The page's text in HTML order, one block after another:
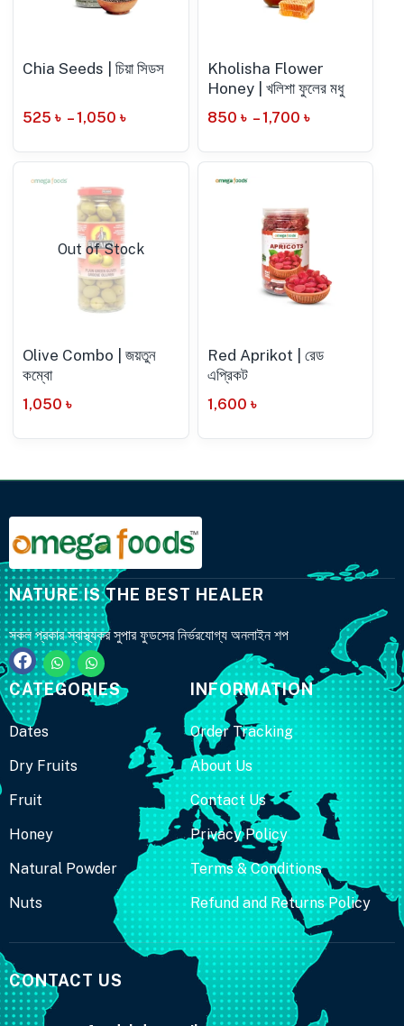
Chia Seeds | চিয়া সিডস
525 ৳ – 1,050 ৳
Kholisha Flower
Honey | খলিশা ফুলের মধু
850 ৳ – 1,700 ৳
Out of Stock
Olive Combo | জয়তুন
কম্বো
1,050 ৳
Red Aprikot | রেড
এপ্রিকট
1,600 ৳
NATURE IS THE BEST HEALER
সকল প্রকার স্বাস্থ্যকর সুপার ফুডসের নির্ভরযোগ্য অনলাইন শপ
CATEGORIES
Dates
Dry Fruits
Fruit
Honey
Natural Powder
Nuts
INFORMATION
Order Tracking
About Us
Contact Us
Privacy Policy
Terms & Conditions
Refund and Returns Policy
CONTACT US